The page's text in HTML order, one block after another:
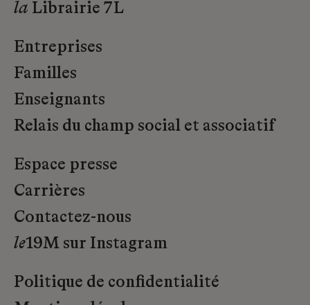
la Librairie 7L
Entreprises
Familles
Enseignants
Relais du champ social et associatif
Espace presse
Carrières
Contactez-nous
le19M sur Instagram
Politique de confidentialité